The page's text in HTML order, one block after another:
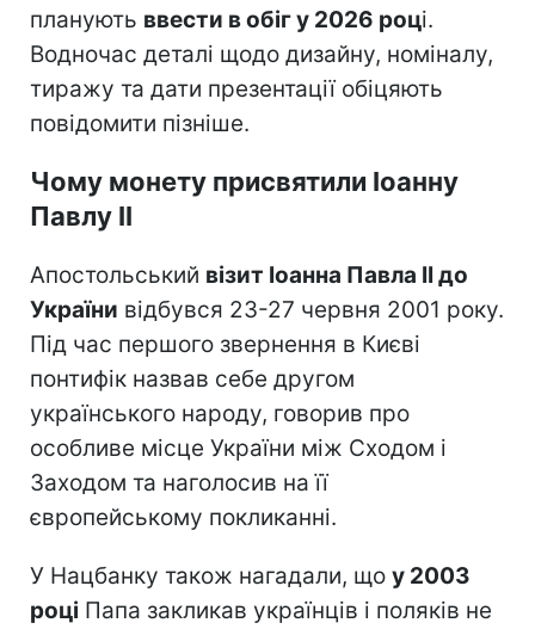
планують ввести в обіг у 2026 році.
Водночас деталі щодо дизайну, номіналу,
тиражу та дати презентації обіцяють
повідомити пізніше.
Чому монету присвятили Іоанну
Павлу II
Апостольський візит Іоанна Павла II до
України відбувся 23-27 червня 2001 року.
Під час першого звернення в Києві
понтифік назвав себе другом
українського народу, говорив про
особливе місце України між Сходом і
Заходом та наголосив на її
європейському покликанні.
У Нацбанку також нагадали, що у 2003
році Папа закликав українців і поляків не